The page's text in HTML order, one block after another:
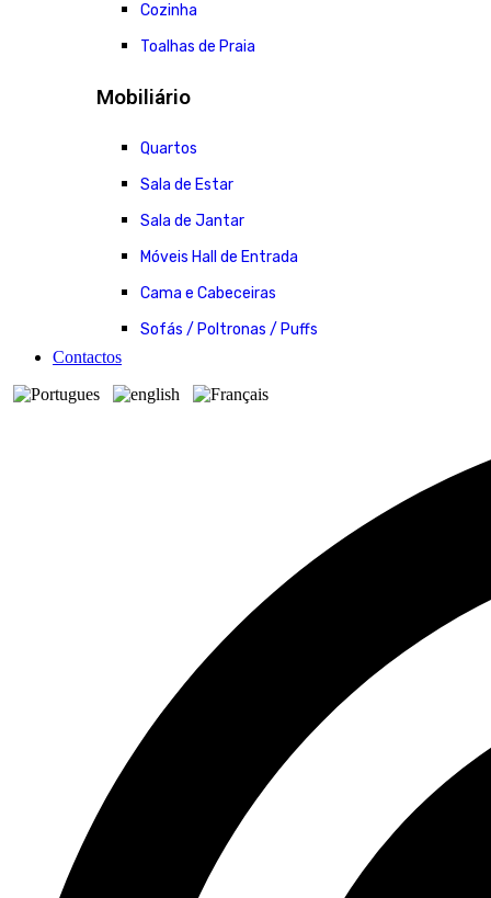
Cozinha
Toalhas de Praia
Mobiliário
Quartos
Sala de Estar
Sala de Jantar
Móveis Hall de Entrada
Cama e Cabeceiras
Sofás / Poltronas / Puffs
Contactos